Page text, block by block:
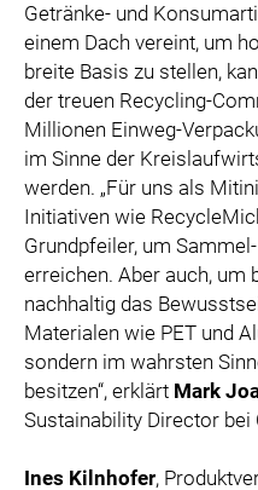
Getränke- und
einem Dach vereint, um
breite Basis zu stellen,
der treuen Recycling-
Millionen Einweg-
im Sinne der
werden. „Für uns als
Initiativen wie
Grundpfeiler, um
erreichen. Aber auch, um
nachhaltig das
Materialen wie PET und
sondern im wahrsten
besitzen“, erklärt Mark
Sustainability Director bei
Ines Kilnhofer,